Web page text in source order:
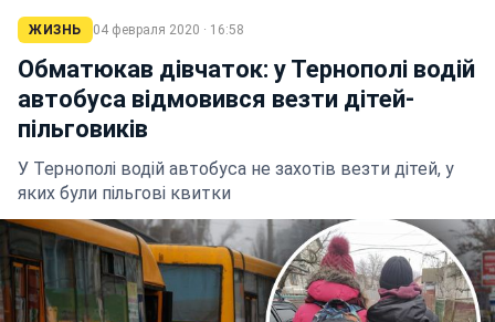
ЖИЗНЬ 04 февраля 2020 · 16:58
Обматюкав дівчаток: у Тернополі водій
автобуса відмовився везти дітей-
пільговиків
У Тернополі водій автобуса не захотів везти дітей, у
яких були пільгові квитки